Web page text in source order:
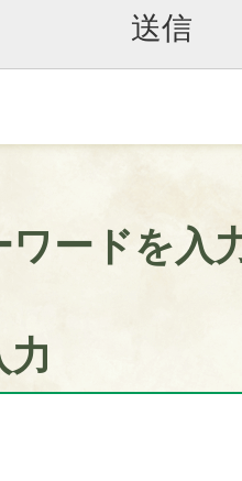
ードを入